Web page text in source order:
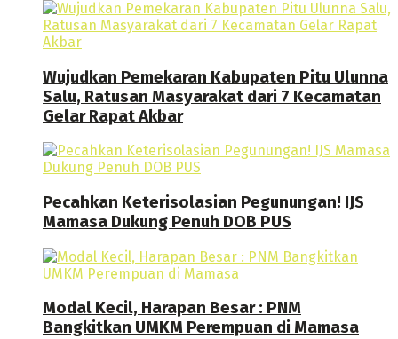
Wujudkan Pemekaran Kabupaten Pitu Ulunna
Salu, Ratusan Masyarakat dari 7 Kecamatan
Gelar Rapat Akbar
Pecahkan Keterisolasian Pegunungan! IJS
Mamasa Dukung Penuh DOB PUS
Modal Kecil, Harapan Besar : PNM
Bangkitkan UMKM Perempuan di Mamasa